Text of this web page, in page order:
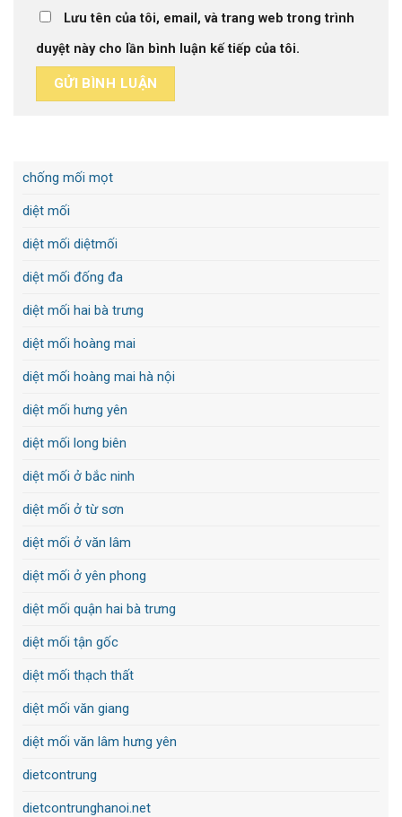
Lưu tên của tôi, email, và trang web trong trình
duyệt này cho lần bình luận kế tiếp của tôi.
chống mối mọt
diệt mối
diệt mối diệtmối
diệt mối đống đa
diệt mối hai bà trưng
diệt mối hoàng mai
diệt mối hoàng mai hà nội
diệt mối hưng yên
diệt mối long biên
diệt mối ở bắc ninh
diệt mối ở từ sơn
diệt mối ở văn lâm
diệt mối ở yên phong
diệt mối quận hai bà trưng
diệt mối tận gốc
diệt mối thạch thất
diệt mối văn giang
diệt mối văn lâm hưng yên
dietcontrung
dietcontrunghanoi.net